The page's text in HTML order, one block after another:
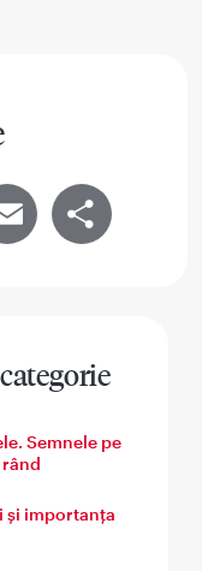
Semnele pe
și importanța